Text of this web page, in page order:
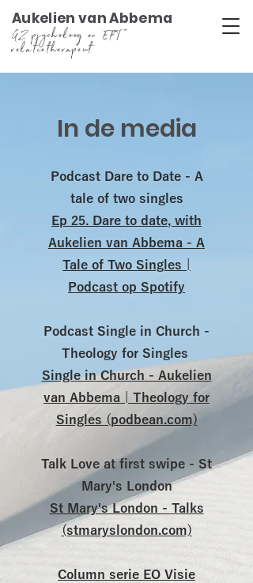
Aukelien van Abbema
GZ psycholoog en EFT
relatietherapeut
In de media
Podcast Dare to Date - A
tale of two singles
Ep 25. Dare to date, with
Aukelien van Abbema - A
Tale of Two Singles |
Podcast op Spotify
Podcast Single in Church -
Theology for Singles
Single in Church - Aukelien
van Abbema | Theology for
Singles (podbean.com)
Talk Love at first swipe - St
Mary's London
St Mary's London - Talks
(stmaryslondon.com)
Column serie EO Visie